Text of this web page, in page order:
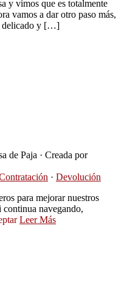
y vimos que es totalmente
vamos a dar otro paso más,
delicado y […]
de Paja · Creada por
· Devolución
para mejorar nuestros
navegando,
Leer Más